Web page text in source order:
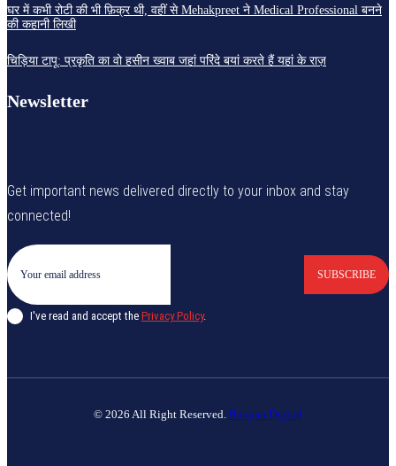
घर में कभी रोटी की भी फ़िक्र थी, वहीं से Mehakpreet ने Medical Professional बनने
की कहानी लिखी
चिड़िया टापू: प्रकृति का वो हसीन ख्वाब जहां परिंदे बयां करते हैं यहां के राज़
Newsletter
Get important news delivered directly to your inbox and stay
connected!
SUBSCRIBE
I've read and accept the Privacy Policy.
© 2026 All Right Reserved. Banyan Digital